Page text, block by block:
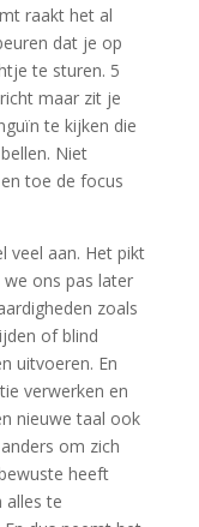
raakt het al
dat je op
te sturen. 5
maar zit je
te kijken die
Niet
toe de focus
veel aan. Het pikt
ons pas later
zoals
of blind
uitvoeren. En
verwerken en
nieuwe taal ook
om zich
heeft
alles te